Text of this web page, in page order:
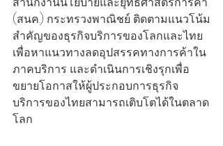
(สนค.) กระทรวงพาณิชย์ ติดตามแนวโน้ม
สำคัญของธุรกิจบริการของโลกและไทย
เพื่อหาแนวทางลดอุปสรรคทางการค้าใน
ภาคบริการ และดำเนินการเชิงรุกเพื่อ
ขยายโอกาสให้ผู้ประกอบการธุรกิจ
บริการของไทยสามารถเติบโตได้ในตลาด
โลก